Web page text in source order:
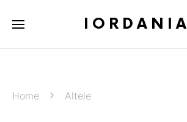
IORDANIA
Home Altele